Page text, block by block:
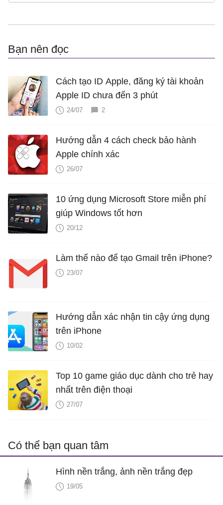
Bạn nên đọc
Cách tạo ID Apple, đăng ký tài khoản
Apple ID chưa đến 3 phút
24/07 2
Hướng dẫn 4 cách check bảo hành
Apple chính xác
26/07
10 ứng dụng Microsoft Store miễn phí
giúp Windows tốt hơn
20/12
Làm thế nào để tạo Gmail trên iPhone?
23/07
Hướng dẫn xác nhận tin cậy ứng dụng
trên iPhone
10/02
Top 10 game giáo dục dành cho trẻ hay
nhất trên điện thoại
27/07
Có thể bạn quan tâm
Hình nền trắng, ảnh nền trắng đẹp
19/05